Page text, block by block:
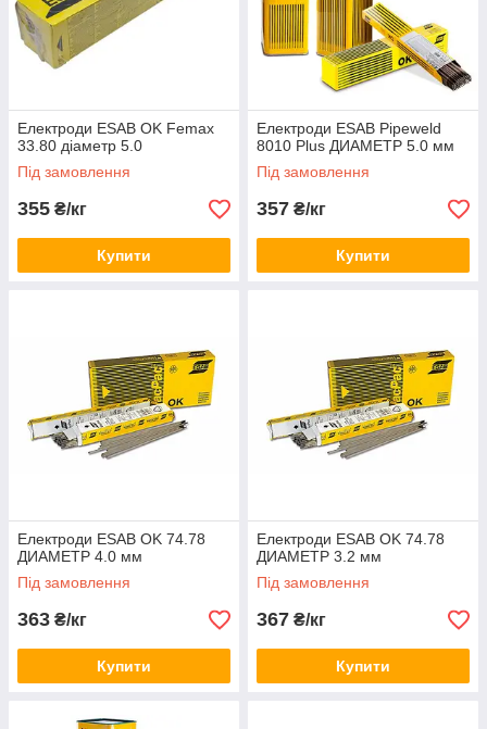
Електроди ESAB OK Femax
33.80 діаметр 5.0
Під замовлення
355 ₴/кг
Купити
Електроди ESAB Pipeweld
8010 Plus ДИАМЕТР 5.0 мм
Під замовлення
357 ₴/кг
Купити
Електроди ESAB OK 74.78
ДИАМЕТР 4.0 мм
Під замовлення
363 ₴/кг
Купити
Електроди ESAB OK 74.78
ДИАМЕТР 3.2 мм
Під замовлення
367 ₴/кг
Купити